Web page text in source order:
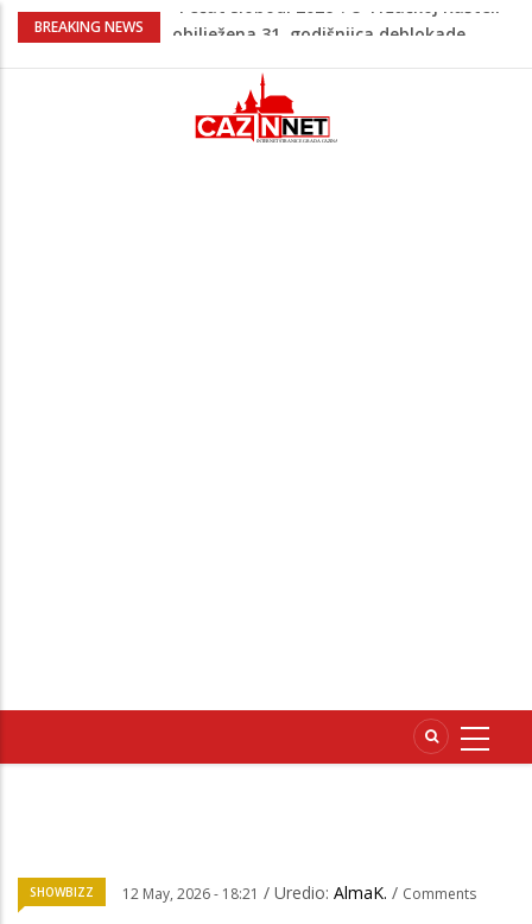
BREAKING NEWS
Porodica iz Krajine u centru afere,
Čestitka povodom Dana Grada Cazina
Velika Kladuša pod udarom požara:
Vatrogasci nadljudskim naporima
SHOWBIZZ 12 May, 2026 - 18:21 / Uredio: AlmaK. / Comments